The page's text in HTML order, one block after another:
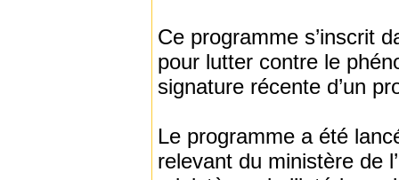
Ce programme s’inscrit
pour lutter contre le
signature récente d’un
Le programme a été
relevant du ministère de